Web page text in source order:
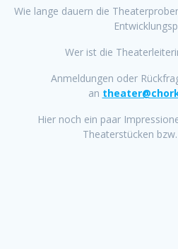
Wie lange dauern die
Wer ist die
Anmeldungen oder
an
Hier noch ein paar
Theaterstücken